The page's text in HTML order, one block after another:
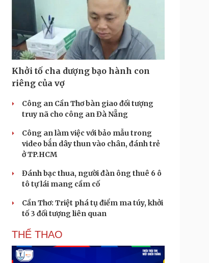
Khởi tố cha dượng bạo hành con
riêng của vợ
Công an Cần Thơ bàn giao đối tượng
truy nã cho công an Đà Nẵng
Công an làm việc với bảo mẫu trong
video bắn dây thun vào chân, đánh trẻ
ở TP.HCM
Đánh bạc thua, người đàn ông thuê 6 ô
tô tự lái mang cầm cố
Cần Thơ: Triệt phá tụ điểm ma túy, khởi
tố 3 đối tượng liên quan
THỂ THAO